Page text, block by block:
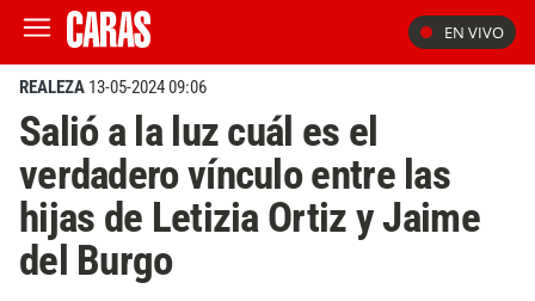
EN VIVO
REALEZA 13-05-2024 09:06
Salió a la luz cuál es el
verdadero vínculo entre las
hijas de Letizia Ortiz y Jaime
del Burgo